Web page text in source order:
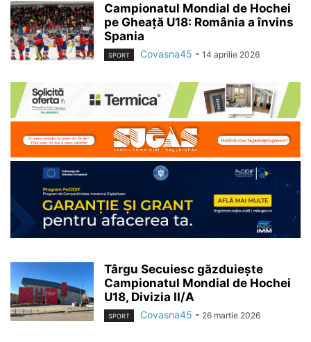
Campionatul Mondial de Hochei
pe Gheață U18: România a învins
Spania
SPORT Covasna45 - 14 aprilie 2026
Târgu Secuiesc găzduiește
Campionatul Mondial de Hochei
U18, Divizia II/A
SPORT Covasna45 - 26 martie 2026